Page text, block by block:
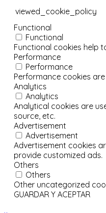
viewed_cookie_policy
Functional
Functional
Functional cookies help
Performance
Performance
Performance cookies
Analytics
Analytics
Analytical cookies are
source, etc.
Advertisement
Advertisement
Advertisement cookies
provide customized ads.
Others
Others
Other uncategorized
GUARDAR Y ACEPTAR